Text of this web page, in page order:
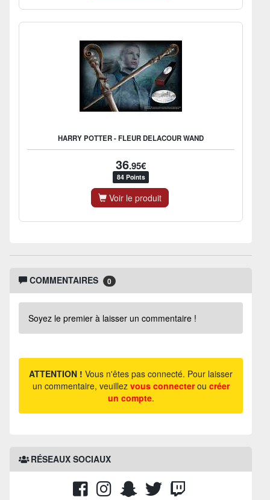
HARRY POTTER - FLEUR DELACOUR WAND
36.95€
84 Points
Voir le produit
COMMENTAIRES 0
Soyez le premier à laisser un commentaire !
ATTENTION ! Vous n'êtes pas connecté. Pour laisser
un commentaire, veuillez vous connecterou créer
un compte.
RÉSEAUX SOCIAUX